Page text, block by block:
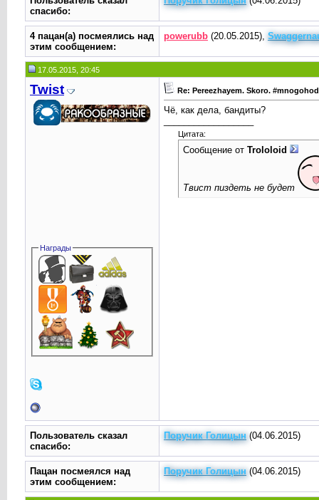
cпасибо:
4 пацан(а) посмеялись над
этим сообщением:
powerubb(20.05.2015),
17.05.2015, 20:45
Twist
Награды
Re: Pereezhayem. Skoro.
Чё, как дела, бандиты?
Цитата:
Сообщение от Trolоloid
Твист пиздеть не будет
Пользователь сказал
cпасибо:
Поручик Голицын(04.06.2015)
Пацан посмеялся над
этим сообщением:
Поручик Голицын(04.06.2015)